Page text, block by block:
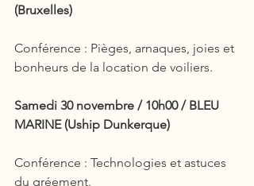
(Bruxelles)
Conférence : Pièges, arnaques, joies et
bonheurs de la location de voiliers.
Samedi 30 novembre / 10h00 / BLEU
MARINE (Uship Dunkerque)
Conférence : Technologies et astuces
du gréement.